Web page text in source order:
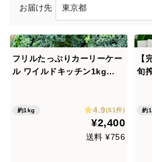
お届け先
フリルたっぷりカーリーケー
ル ワイルドキッチン1kg
約1kg 4.9(61件)
¥2,400
送料 ¥756
【
旬
約